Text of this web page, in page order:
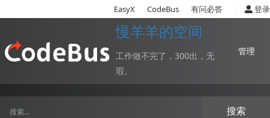
EasyX CodeBus 有问必答 登录
慢羊羊的空间
工作做不完了，300出，无
瑕。
管理
搜索